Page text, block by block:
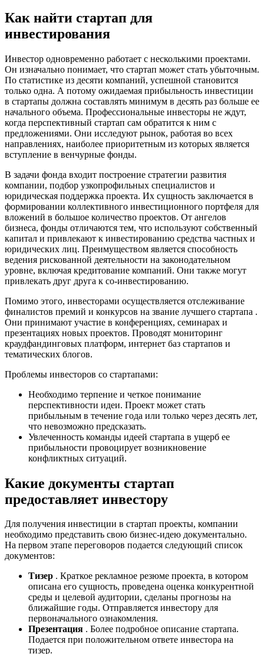
Как найти стартап для
инвестирования
Инвестор одновременно работает с несколькими проектами.
Он изначально понимает, что стартап может стать убыточным.
По статистике из десяти компаний, успешной становится
только одна. А потому ожидаемая прибыльность инвестиции
в стартапы должна составлять минимум в десять раз больше ее
начального объема. Профессиональные инвесторы не ждут,
когда перспективный стартап сам обратится к ним с
предложениями. Они исследуют рынок, работая во всех
направлениях, наиболее приоритетным из которых является
вступление в венчурные фонды.
В задачи фонда входит построение стратегии развития
компании, подбор узкопрофильных специалистов и
юридическая поддержка проекта. Их сущность заключается в
формировании коллективного инвестиционного портфеля для
вложений в большое количество проектов. От ангелов
бизнеса, фонды отличаются тем, что используют собственный
капитал и привлекают к инвестированию средства частных и
юридических лиц. Преимуществом является способность
ведения рискованной деятельности на законодательном
уровне, включая кредитование компаний. Они также могут
привлекать друг друга к со-инвестированию.
Помимо этого, инвесторами осуществляется отслеживание
финалистов премий и конкурсов на звание лучшего стартапа .
Они принимают участие в конференциях, семинарах и
презентациях новых проектов. Проводят мониторинг
краудфандинговых платформ, интернет баз стартапов и
тематических блогов.
Проблемы инвесторов со стартапами:
Необходимо терпение и четкое понимание
перспективности идеи. Проект может стать
прибыльным в течение года или только через десять лет,
что невозможно предсказать.
Увлеченность команды идеей стартапа в ущерб ее
прибыльности провоцирует возникновение
конфликтных ситуаций.
Какие документы стартап
предоставляет инвестору
Для получения инвестиции в стартап проекты, компании
необходимо представить свою бизнес-идею документально.
На первом этапе переговоров подается следующий список
документов:
Тизер . Краткое рекламное резюме проекта, в котором
описана его сущность, проведена оценка конкурентной
среды и целевой аудитории, сделаны прогнозы на
ближайшие годы. Отправляется инвестору для
первоначального ознакомления.
Презентация . Более подробное описание стартапа.
Подается при положительном ответе инвестора на
тизер.